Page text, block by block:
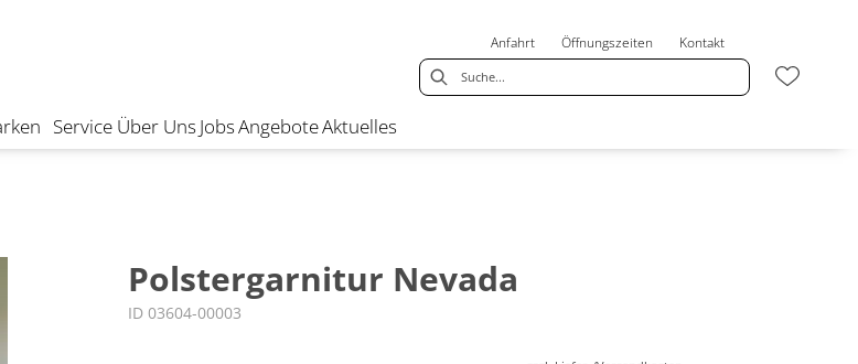
Anfahrt Öffnungszeiten Kontakt
Service Über UnsJobsAngeboteAktuelles
Polstergarnitur Nevada
ID 03604-00003